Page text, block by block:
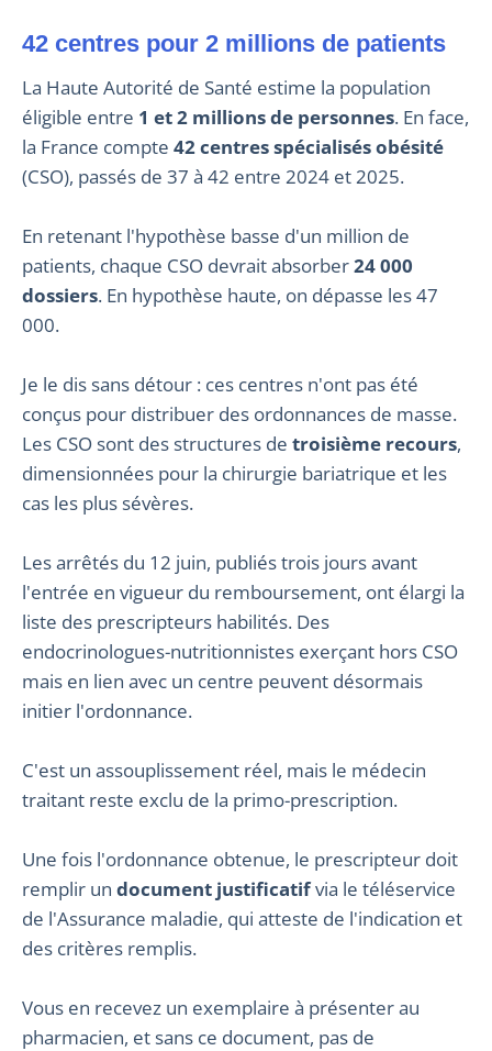
42 centres pour 2 millions de patients
La Haute Autorité de Santé estime la population
éligible entre 1 et 2 millions de personnes. En face,
la France compte 42 centres spécialisés obésité
(CSO), passés de 37 à 42 entre 2024 et 2025.
En retenant l'hypothèse basse d'un million de
patients, chaque CSO devrait absorber24 000
dossiers. En hypothèse haute, on dépasse les 47
000.
Je le dis sans détour : ces centres n'ont pas été
conçus pour distribuer des ordonnances de masse.
Les CSO sont des structures de troisième recours,
dimensionnées pour la chirurgie bariatrique et les
cas les plus sévères.
Les arrêtés du 12 juin, publiés trois jours avant
l'entrée en vigueur du remboursement, ont élargi la
liste des prescripteurs habilités. Des
endocrinologues-nutritionnistes exerçant hors CSO
mais en lien avec un centre peuvent désormais
initier l'ordonnance.
C'est un assouplissement réel, mais le médecin
traitant reste exclu de la primo-prescription.
Une fois l'ordonnance obtenue, le prescripteur doit
remplir un document justificatifvia le téléservice
de l'Assurance maladie, qui atteste de l'indication et
des critères remplis.
Vous en recevez un exemplaire à présenter au
pharmacien, et sans ce document, pas de